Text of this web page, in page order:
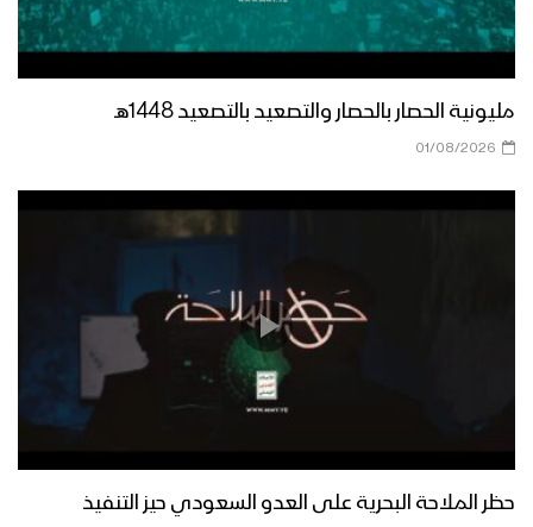
مليونية الحصار بالحصار والتصعيد بالتصعيد 1448هـ
01/08/2026
حظر الملاحة البحرية على العدو السعودي حيز التنفيذ